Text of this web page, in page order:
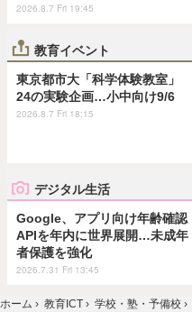
2026.8.7 Fri 19:45
教育イベント
東京都市大「科学体験教室」
24の実験企画…小中向け9/6
2026.8.7 Fri 18:15
デジタル生活
Google、アプリ向け年齢確認
APIを年内に世界展開…未成年
者保護を強化
2026.7.31 Fri 13:45
ホーム › 教育ICT › 学校・塾・予備校 ›